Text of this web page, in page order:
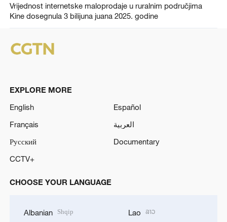
Vrijednost internetske maloprodaje u ruralnim područjima
Kine dosegnula 3 bilijuna juana 2025. godine
EXPLORE MORE
English
Español
Français
العربية
Русский
Documentary
CCTV+
CHOOSE YOUR LANGUAGE
Albanian Shqip Lao ລາວ